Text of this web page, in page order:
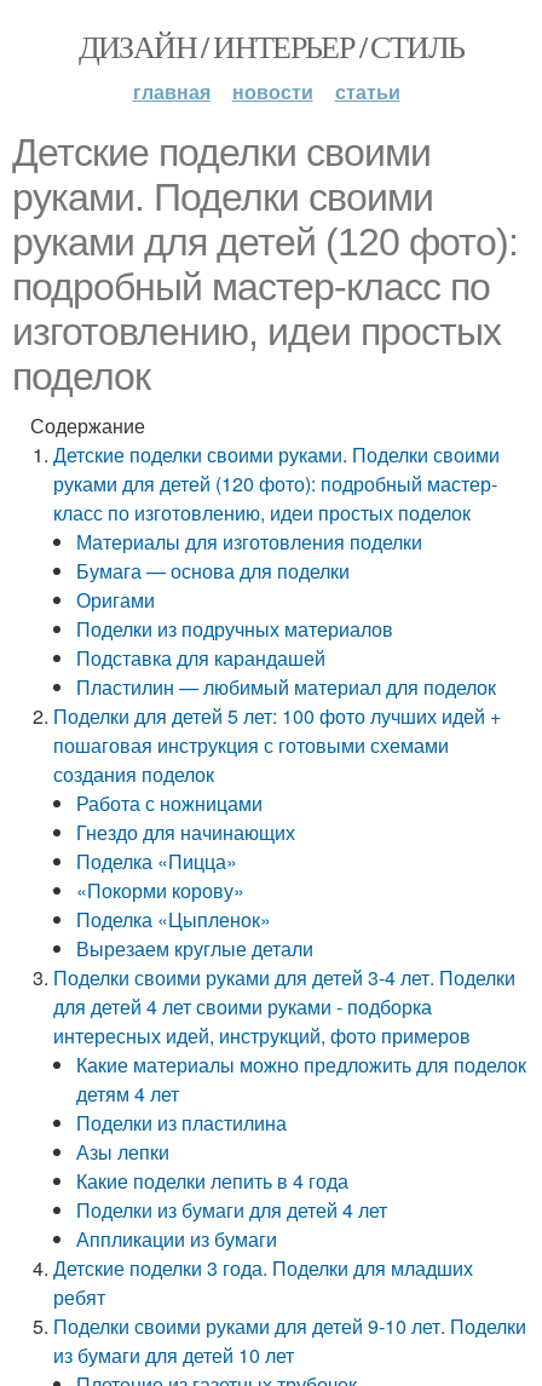
ДИЗАЙН / ИНТЕРЬЕР / СТИЛЬ
главная новости статьи
Детские поделки своими
руками. Поделки своими
руками для детей (120 фото):
подробный мастер-класс по
изготовлению, идеи простых
поделок
Содержание
Детские поделки своими руками. Поделки своими
руками для детей (120 фото): подробный мастер-
класс по изготовлению, идеи простых поделок
Материалы для изготовления поделки
Бумага — основа для поделки
Оригами
Поделки из подручных материалов
Подставка для карандашей
Пластилин — любимый материал для поделок
Поделки для детей 5 лет: 100 фото лучших идей +
пошаговая инструкция с готовыми схемами
создания поделок
Работа с ножницами
Гнездо для начинающих
Поделка «Пицца»
«Покорми корову»
Поделка «Цыпленок»
Вырезаем круглые детали
Поделки своими руками для детей 3-4 лет. Поделки
для детей 4 лет своими руками - подборка
интересных идей, инструкций, фото примеров
Какие материалы можно предложить для поделок
детям 4 лет
Поделки из пластилина
Азы лепки
Какие поделки лепить в 4 года
Поделки из бумаги для детей 4 лет
Аппликации из бумаги
Детские поделки 3 года. Поделки для младших
ребят
Поделки своими руками для детей 9-10 лет. Поделки
из бумаги для детей 10 лет